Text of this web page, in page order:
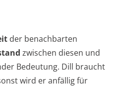
der benachbarten
zwischen diesen und
Bedeutung. Dill braucht
wird er anfällig für